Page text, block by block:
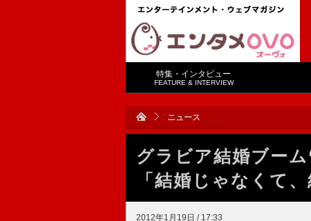
特集・インタビュー
FEATURE & INTERVIEW
ニュース
グラビア結婚ブー
「結婚じゃなくて、
2012年1月19日 / 17:33